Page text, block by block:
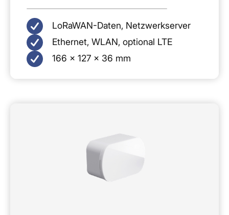
LoRaWAN-Daten, Netzwerkserver
Ethernet, WLAN, optional LTE
166 × 127 × 36 mm